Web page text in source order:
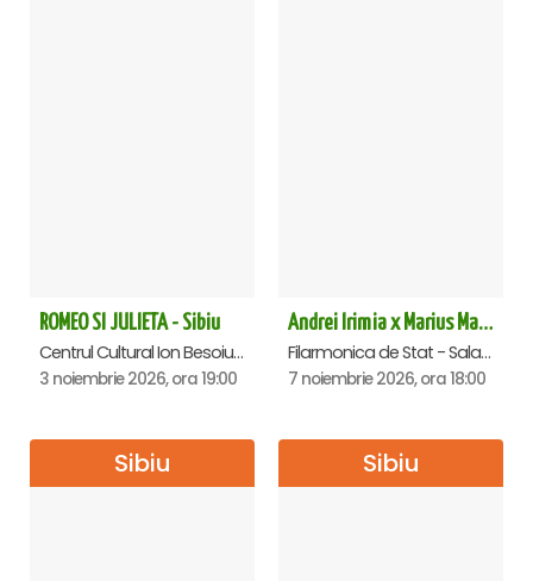
ROMEO SI JULIETA - Sibiu
Centrul Cultural Ion Besoiu ( Casa de Cultura a Sindicatelor ), Sibiu
3 noiembrie 2026, ora 19:00
Andrei Irimia x Marius Manole - Dublă lansare de album | Lumini și Umbre - Sibiu
Filarmonica de Stat - Sala Thalia, Sibiu
7 noiembrie 2026, ora 18:00
Sibiu Sibiu